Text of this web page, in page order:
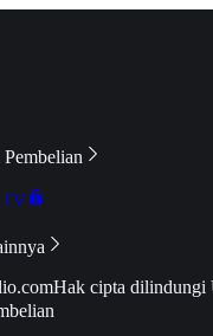
Hak cipta dilindungi